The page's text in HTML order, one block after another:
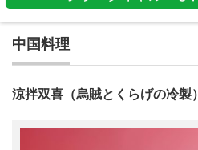
中国料理
涼拌双喜（烏賊とくらげの冷製）